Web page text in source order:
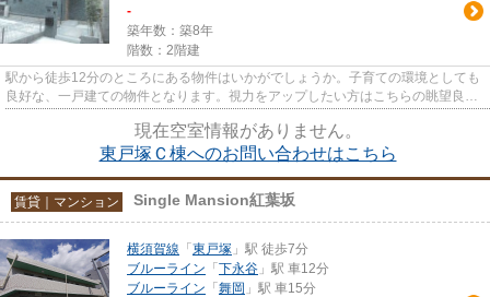
-
築年数：築8年
階数：2階建
駅から徒歩12分のところにある物件はいかがでしょうか。子育ての環境としても
良好な、一戸建ての物件となります。視力をアップしたい方はこちらの眺望良好
現在空室情報がありません。
東戸塚Ｃ棟へのお問い合わせはこちら
賃貸｜マンション Single Mansion紅葉坂
横須賀線 「 東戸塚 」駅 徒歩7分
ブルーライン 「 下永谷 」駅 車12分
ブルーライン 「 舞岡 」駅 車15分